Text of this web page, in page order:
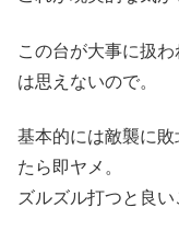
この台が大事に扱
は思えないので。
基本的には敵襲に
たら即ヤメ。
ズルズル打つと良い